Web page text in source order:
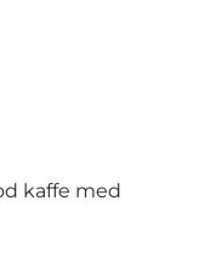
kaffe med